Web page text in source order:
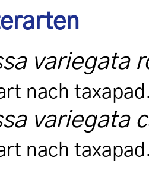
variegata
nach
variegata
nach